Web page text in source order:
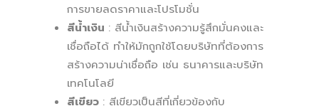
การขายลดราคาและโปรโมชั่น
สีน้ำเงิน : สีน้ำเงินสร้างความรู้สึกมั่นคงและ
เชื่อถือได้ ทำให้มักถูกใช้โดยบริษัทที่ต้องการ
สร้างความน่าเชื่อถือ เช่น ธนาคารและบริษัท
เทคโนโลยี
สีเขียว : สีเขียวเป็นสีที่เกี่ยวข้องกับ